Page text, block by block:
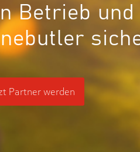
Betrieb
Partner werden